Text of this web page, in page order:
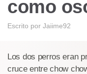
como
Escrito por Jaiime92
Los dos perros eran
cruce entre chow